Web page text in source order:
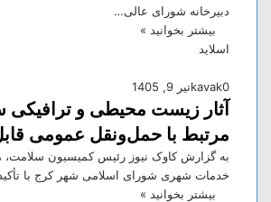
دبیرخانه شورای عالی…
بیشتر بخوانید »
اسلاید
kavakتیر 9, 1405 0
آثار زیست محیطی و
مرتبط با حمل‌ونقل عمومی
به گزارش کاوک نیوز رئیس کمیسیون
خدمات شهری شورای اسلامی شهر کرج با
بیشتر بخوانید »